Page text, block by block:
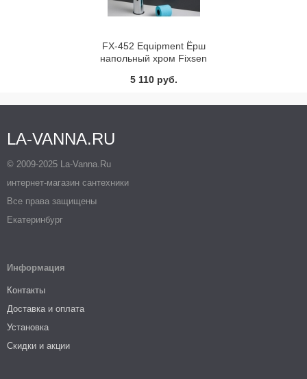
FX-452 Equipment Ёрш
напольный хром Fixsen
5 110 руб.
LA-VANNA.RU
© 2009-2025 La-Vanna.Ru
интернет-магазин сантехники
Все права защищены
Екатеринбург
Информация
Контакты
Доставка и оплата
Установка
Скидки и акции